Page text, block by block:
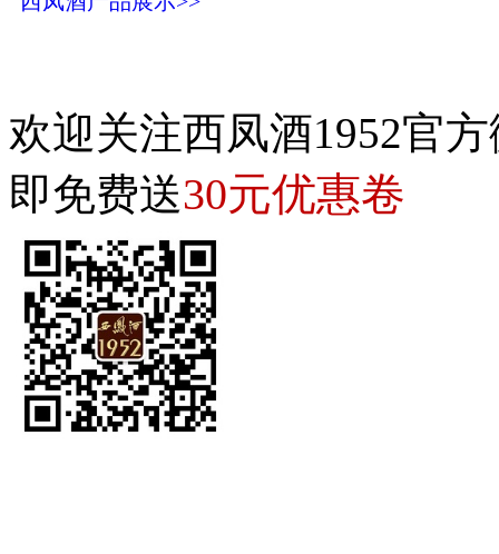
欢迎关注西凤酒1952官
即免费送30元优惠卷